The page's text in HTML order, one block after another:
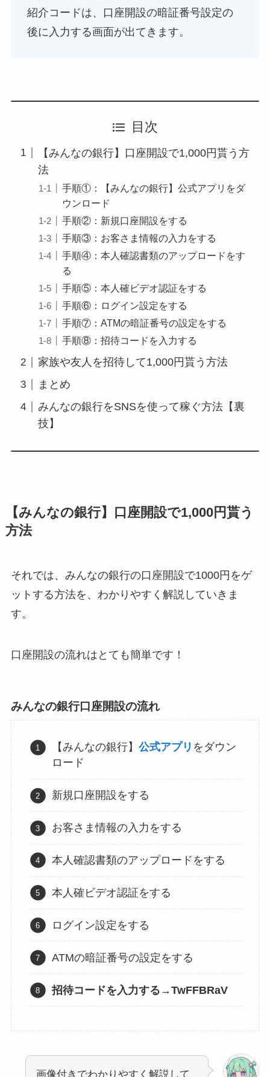
紹介コードは、口座開設の暗証番号設定の
後に入力する画面が出てきます。
目次
【みんなの銀行】口座開設で1,000円貰う方
法
手順①：【みんなの銀行】公式アプリをダ
ウンロード
手順②：新規口座開設をする
手順③：お客さま情報の入力をする
手順④：本人確認書類のアップロードをす
る
手順⑤：本人確ビデオ認証をする
手順⑥：ログイン設定をする
手順⑦：ATMの暗証番号の設定をする
手順⑧：招待コードを入力する
家族や友人を招待して1,000円貰う方法
まとめ
みんなの銀行をSNSを使って稼ぐ方法【裏
技】
【みんなの銀行】口座開設で1,000円貰う
方法
それでは、みんなの銀行の口座開設で1000円をゲ
ットする方法を、わかりやすく解説していきま
す。
口座開設の流れはとても簡単です！
みんなの銀行口座開設の流れ
【みんなの銀行】公式アプリ をダウン
ロード
新規口座開設をする
お客さま情報の入力をする
本人確認書類のアップロードをする
本人確ビデオ認証をする
ログイン設定をする
ATMの暗証番号の設定をする
招待コードを入力する→TwFFBRaV
画像付きでわかりやすく解説して